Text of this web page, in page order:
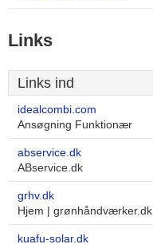
Links
Links ind
idealcombi.com
Ansøgning Funktionær
abservice.dk
ABservice.dk
grhv.dk
Hjem | grønhåndværker.dk
kuafu-solar.dk